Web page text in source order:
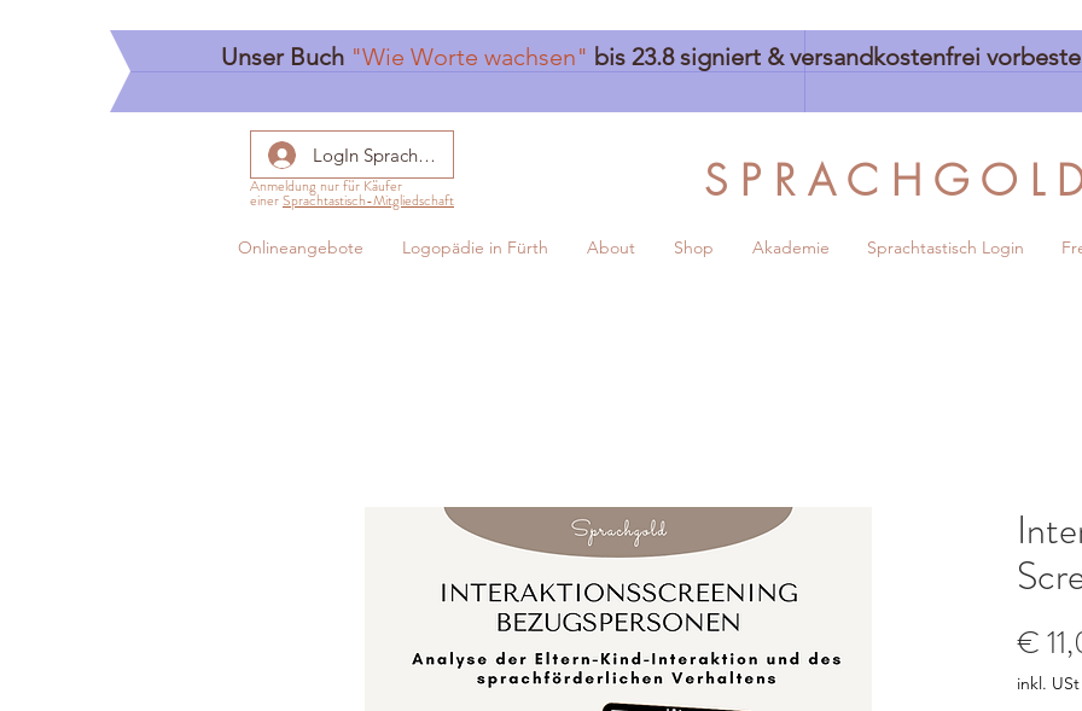
Unser Buch "Wie Worte wachsen" bis 23.8 signiert & versandkostenfrei
LogIn Sprachtastisch
Anmeldung nur für Käufer
einerSprachtastisch-Mitgliedschaft S P R A C H G O L
Onlineangebote Logopädie in Fürth About Shop Akademie Sprachtastisch Login
€
inkl. USt